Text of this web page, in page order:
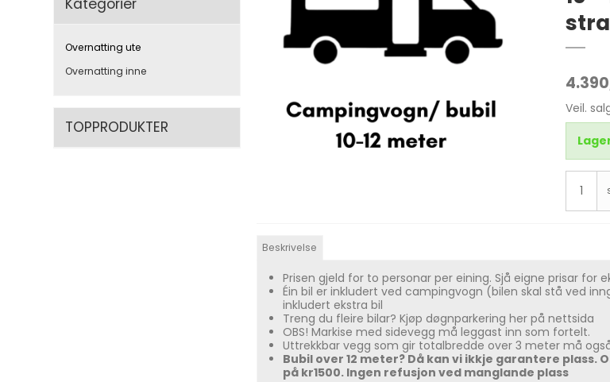
Kategorier
Overnatting ute
Overnatting inne
TOPPRODUKTER
Veil.
Beskrivelse
Prisen gjeld for to personar per eining. Sjå eigne prisar for
Éin bil er inkludert ved campingvogn (bilen skal stå ved
inkludert ekstra bil
Treng du fleire bilar? Kjøp døgnparkering her på nettsida
OBS! Markise med sidevegg må leggast inn som fortelt.
Uttrekkbar vegg som gir totalbredde over 3 meter må
Bubil over 12 meter? Då kan vi ikkje garantere plass.
på kr1500. Ingen refusjon ved manglande plass